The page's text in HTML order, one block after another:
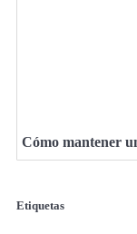
Cómo mantener
Etiquetas